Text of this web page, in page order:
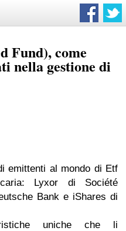
Fund), come
nella gestione di
emittenti al mondo di Etf
Lyxor di Société
Bank e iShares di
uniche che li